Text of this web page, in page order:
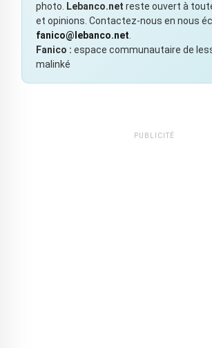
photo.
Lebanco.net reste ouvert à
et opinions. Contactez-nous en nous
fanico@lebanco.net
Fanico : espace communautaire de
malinké
PUBLICITÉ